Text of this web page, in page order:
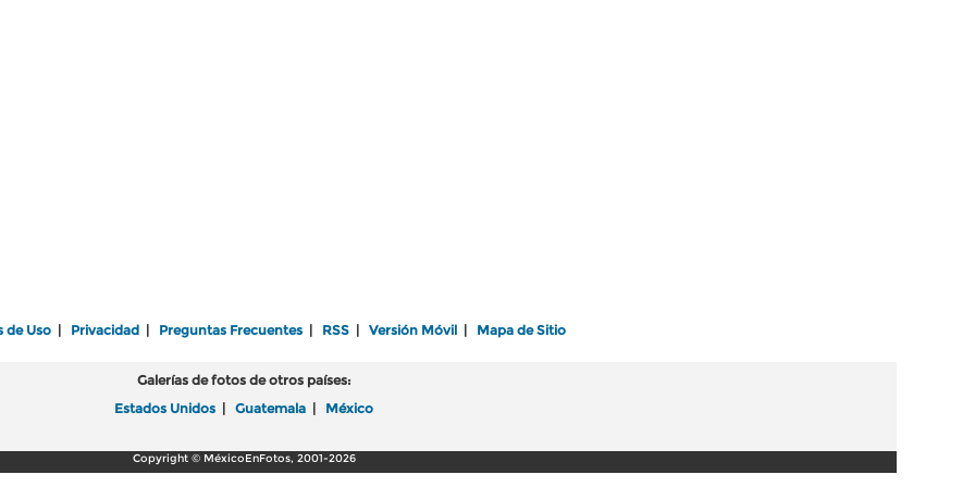
de Uso Privacidad Preguntas Frecuentes RSS Versión Móvil Mapa de Sitio
Galerías de fotos de otros países:
Estados Unidos
Guatemala México
Copyright © MéxicoEnFotos, 2001-2026